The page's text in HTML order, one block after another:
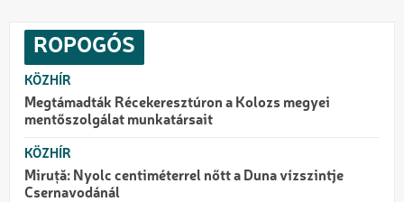
ROPOGÓS
KÖZHÍR
Megtámadták Récekeresztúron a Kolozs megyei
mentőszolgálat munkatársait
KÖZHÍR
Miruță: Nyolc centiméterrel nőtt a Duna vízszintje
Csernavodánál